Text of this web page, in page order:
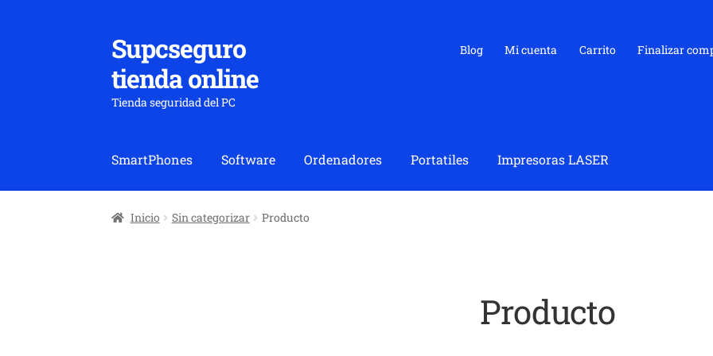
Ir
a
la
navegación
Ir
al
contenido
Supcseguro
tienda online
Tienda seguridad del PC
Blog Mi cuenta Carrito Finalizar
SmartPhones Software Ordenadores Portatiles Impresoras LASER
Inicio Sin categorizar Producto
Producto